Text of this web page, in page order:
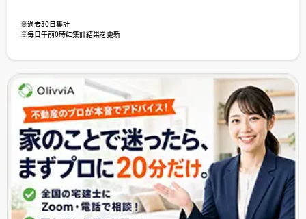
※過去30日集計
※毎日午前0時に集計結果を更新